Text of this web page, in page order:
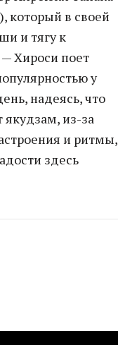
который в своей
и тягу к
Хироси поет
у
надеясь, что
из-за
и ритмы,
здесь